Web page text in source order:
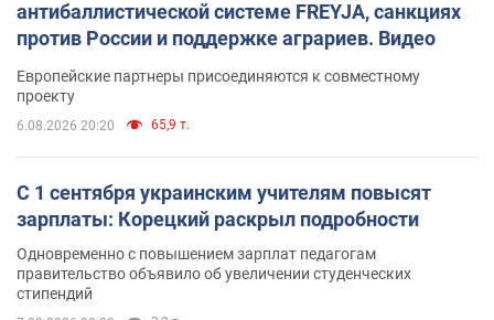
антибаллистической системе FREYJA, санкциях
против России и поддержке аграриев. Видео
Европейские партнеры присоединяются к совместному
проекту
6.08.2026 20:20 65,9 т.
С 1 сентября украинским учителям повысят
зарплаты: Корецкий раскрыл подробности
Одновременно с повышением зарплат педагогам
правительство объявило об увеличении студенческих
стипендий